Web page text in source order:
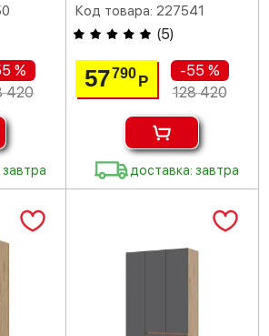
%
420
Код товара: 227541
(5)
57790 Р
-55 %
128 420
доставка: завтра